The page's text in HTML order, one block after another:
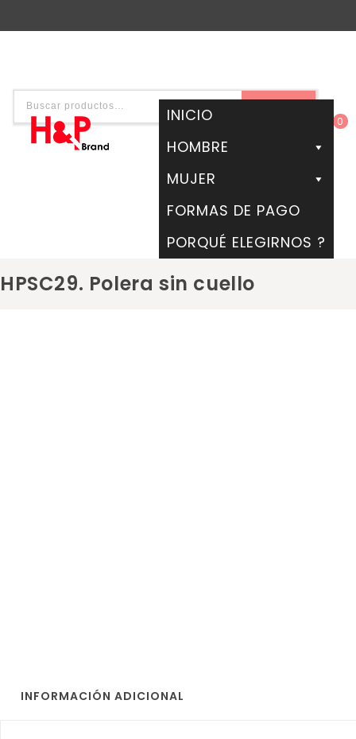
0
INICIO
HOMBRE
MUJER
FORMAS DE PAGO
PORQUÉ ELEGIRNOS ?
HPSC29. Polera sin cuello
INFORMACIÓN ADICIONAL